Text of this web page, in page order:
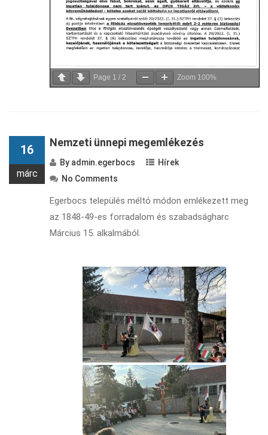
Page 1 /2 Zoom 100%
16
márc
Nemzeti ünnepi megemlékezés
By admin.egerbocs
Hírek
No Comments
Egerbocs település méltó módon emlékezett meg
az 1848-49-es forradalom és szabadságharc
Március 15. alkalmából.